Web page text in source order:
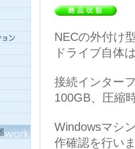
NECの外付け
ドライブ自体
接続インター
100GB、圧縮
Windowsマシ
作確認を行い